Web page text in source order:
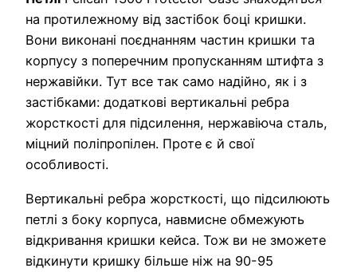
на протилежному від застібок боці кришки.
Вони виконані поєднанням частин кришки та
корпусу з поперечним пропусканням штифта з
нержавійки. Тут все так само надійно, як і з
застібками: додаткові вертикальні ребра
жорсткості для підсилення, нержавіюча сталь,
міцний поліпропілен. Проте є й свої
особливості.
Вертикальні ребра жорсткості, що підсилюють
петлі з боку корпуса, навмисне обмежують
відкривання кришки кейса. Тож ви не зможете
відкинути кришку більше ніж на 90-95